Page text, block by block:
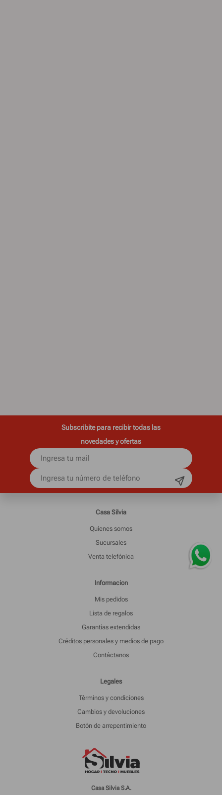
Subscribite para recibir todas las
novedades y ofertas
Casa Silvia
Quienes somos
Sucursales
Venta telefónica
Informacion
Mis pedidos
Lista de regalos
Garantías extendidas
Créditos personales y medios de pago
Contáctanos
Legales
Términos y condiciones
Cambios y devoluciones
Botón de arrepentimiento
Casa Silvia S.A.